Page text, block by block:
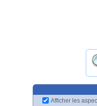
Afficher les